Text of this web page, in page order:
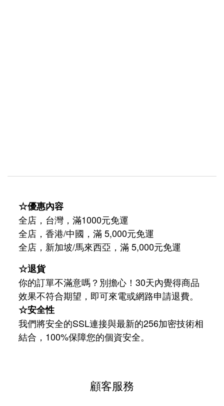
☆優惠內容
全店，台灣，滿1000元免運
全店，香港/中國，滿 5,000元免運
全店，新加坡/馬來西亞，滿 5,000元免運
☆退貨
你的訂單不滿意嗎？別擔心！30天內覺得商品
效果不符合期望，即可來電或網路申請退費。
☆安全性
我們將安全的SSL連接與最新的256加密技術相
結合，100%保障您的個資安全。
顧客服務